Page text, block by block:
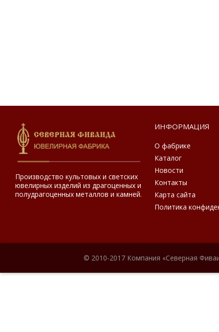
Производство культовых и светских
ювелирных изделий из драгоценных и
полудрагоценных металлов и камней.
ИНФОРМАЦИЯ
О фабрике
Каталог
Новости
Контакты
Карта сайта
Политика
© 2010-2017 Компания «Северная